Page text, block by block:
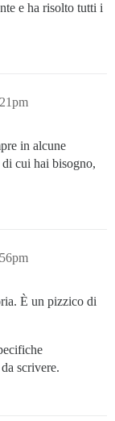
e ha risolto tutti i
in alcune
cui hai bisogno,
È un pizzico di
scrivere.